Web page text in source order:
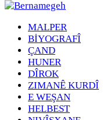
MALPER
BİYOGRAFÎ
ÇAND
HUNER
DÎROK
ZIMANÊ KURDÎ
E WEŞAN
HELBEST